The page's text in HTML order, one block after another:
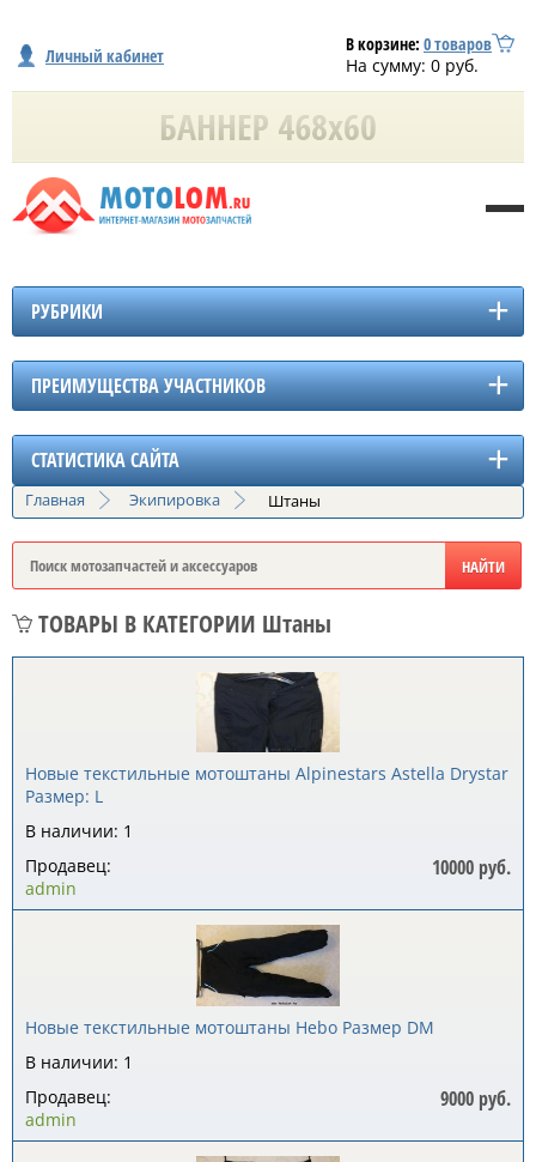
Личный кабинет В корзине: 0товаров
На сумму: 0 руб.
РУБРИКИ
ПРЕИМУЩЕСТВА УЧАСТНИКОВ
СТАТИСТИКА САЙТА
Главная Экипировка Штаны
ТОВАРЫ В КАТЕГОРИИ Штаны
Новые текстильные мотоштаны Alpinestars Astella Drystar
Размер: L
В наличии: 1
10000 руб.
Продавец:
admin
Новые текстильные мотоштаны Hebo Размер DM
В наличии: 1
9000 руб.
Продавец:
admin